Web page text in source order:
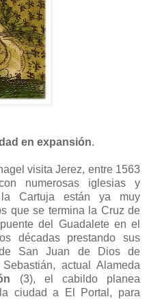
en expansión.
visita Jerez, entre 1563
numerosas iglesias y
Cartuja están ya muy
que se termina la Cruz de
del Guadalete en el
décadas prestando sus
San Juan de Dios de
actual Alameda
(3), el cabildo planea
ciudad a El Portal, para